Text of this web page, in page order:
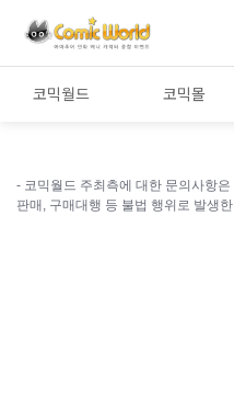
코믹월드 코믹몰
- 코믹월드 주최측에 대한 문의사항
판매, 구매대행 등 불법 행위로 발생